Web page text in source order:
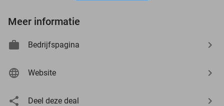
Meer informatie
Bedrijfspagina
Website
Deel deze deal